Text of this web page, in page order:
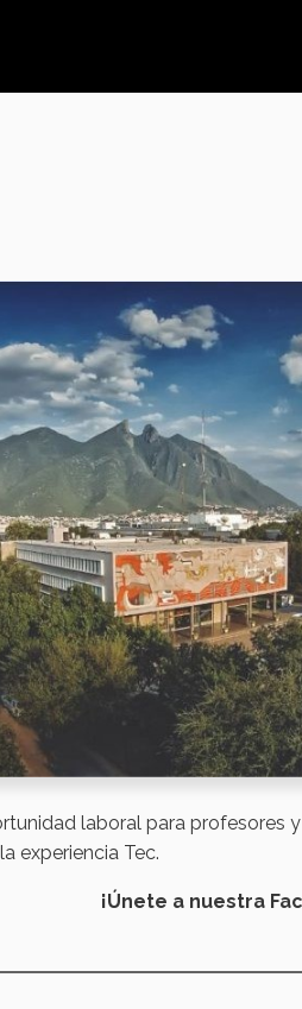
laboral para profesores
experiencia Tec.
¡Únete a nuestra